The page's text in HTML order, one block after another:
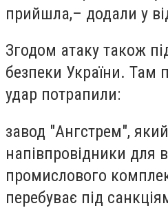
прийшла,– додали у
Згодом атаку також
безпеки України. Там
удар потрапили:
завод "Ангстрем",
напівпровідники для
промислового
перебуває під